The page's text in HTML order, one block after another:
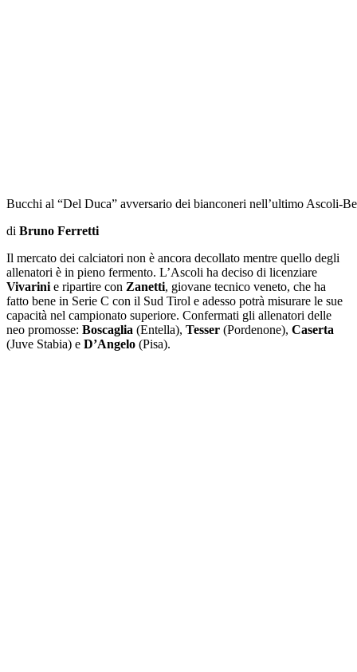
Bucchi al “Del Duca” avversario dei bianconeri nell’ultimo Ascoli-
di Bruno Ferretti
Il mercato dei calciatori non è ancora decollato mentre quello degli
allenatori è in pieno fermento. L’Ascoli ha deciso di licenziare
Vivarini e ripartire con Zanetti, giovane tecnico veneto, che ha
fatto bene in Serie C con il Sud Tirol e adesso potrà misurare le sue
capacità nel campionato superiore. Confermati gli allenatori delle
neo promosse: Boscaglia (Entella), Tesser (Pordenone), Caserta
(Juve Stabia) e D’Angelo (Pisa).